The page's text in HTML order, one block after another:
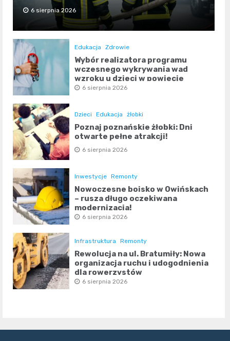
6 sierpnia 2026
Edukacja Zdrowie
Wybór realizatora programu
wczesnego wykrywania wad
wzroku u dzieci w powiecie
poznańskim
6 sierpnia 2026
Dzieci Edukacja żłobki
Poznaj poznańskie żłobki: Dni
otwarte pełne atrakcji!
6 sierpnia 2026
Inwestycje Remonty
Nowoczesne boisko w Owińskach
– rusza długo oczekiwana
modernizacja!
6 sierpnia 2026
Infrastruktura Remonty
Rewolucja na ul. Bratumiły: Nowa
organizacja ruchu i udogodnienia
dla rowerzystów
6 sierpnia 2026